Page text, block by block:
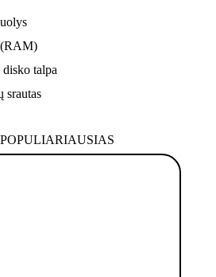
talpa
srautas
POPULIARIAUSIAS